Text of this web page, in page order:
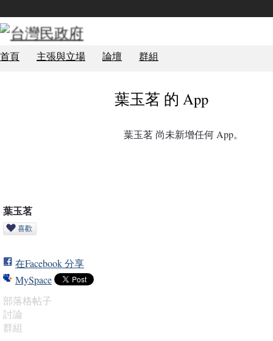
首頁 主張與立場 論壇 群組
葉玉茗
喜歡
在Facebook 分享
MySpace
部落格帖子
討論
群組
葉玉茗 的 App
葉玉茗 尚未新增任何 App。